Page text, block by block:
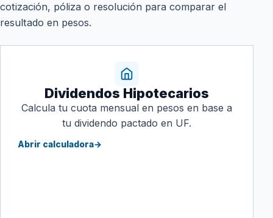
cotización, póliza o resolución para comparar el
resultado en pesos.
Dividendos Hipotecarios
Calcula tu cuota mensual en pesos en base a
tu dividendo pactado en UF.
Abrir calculadora→